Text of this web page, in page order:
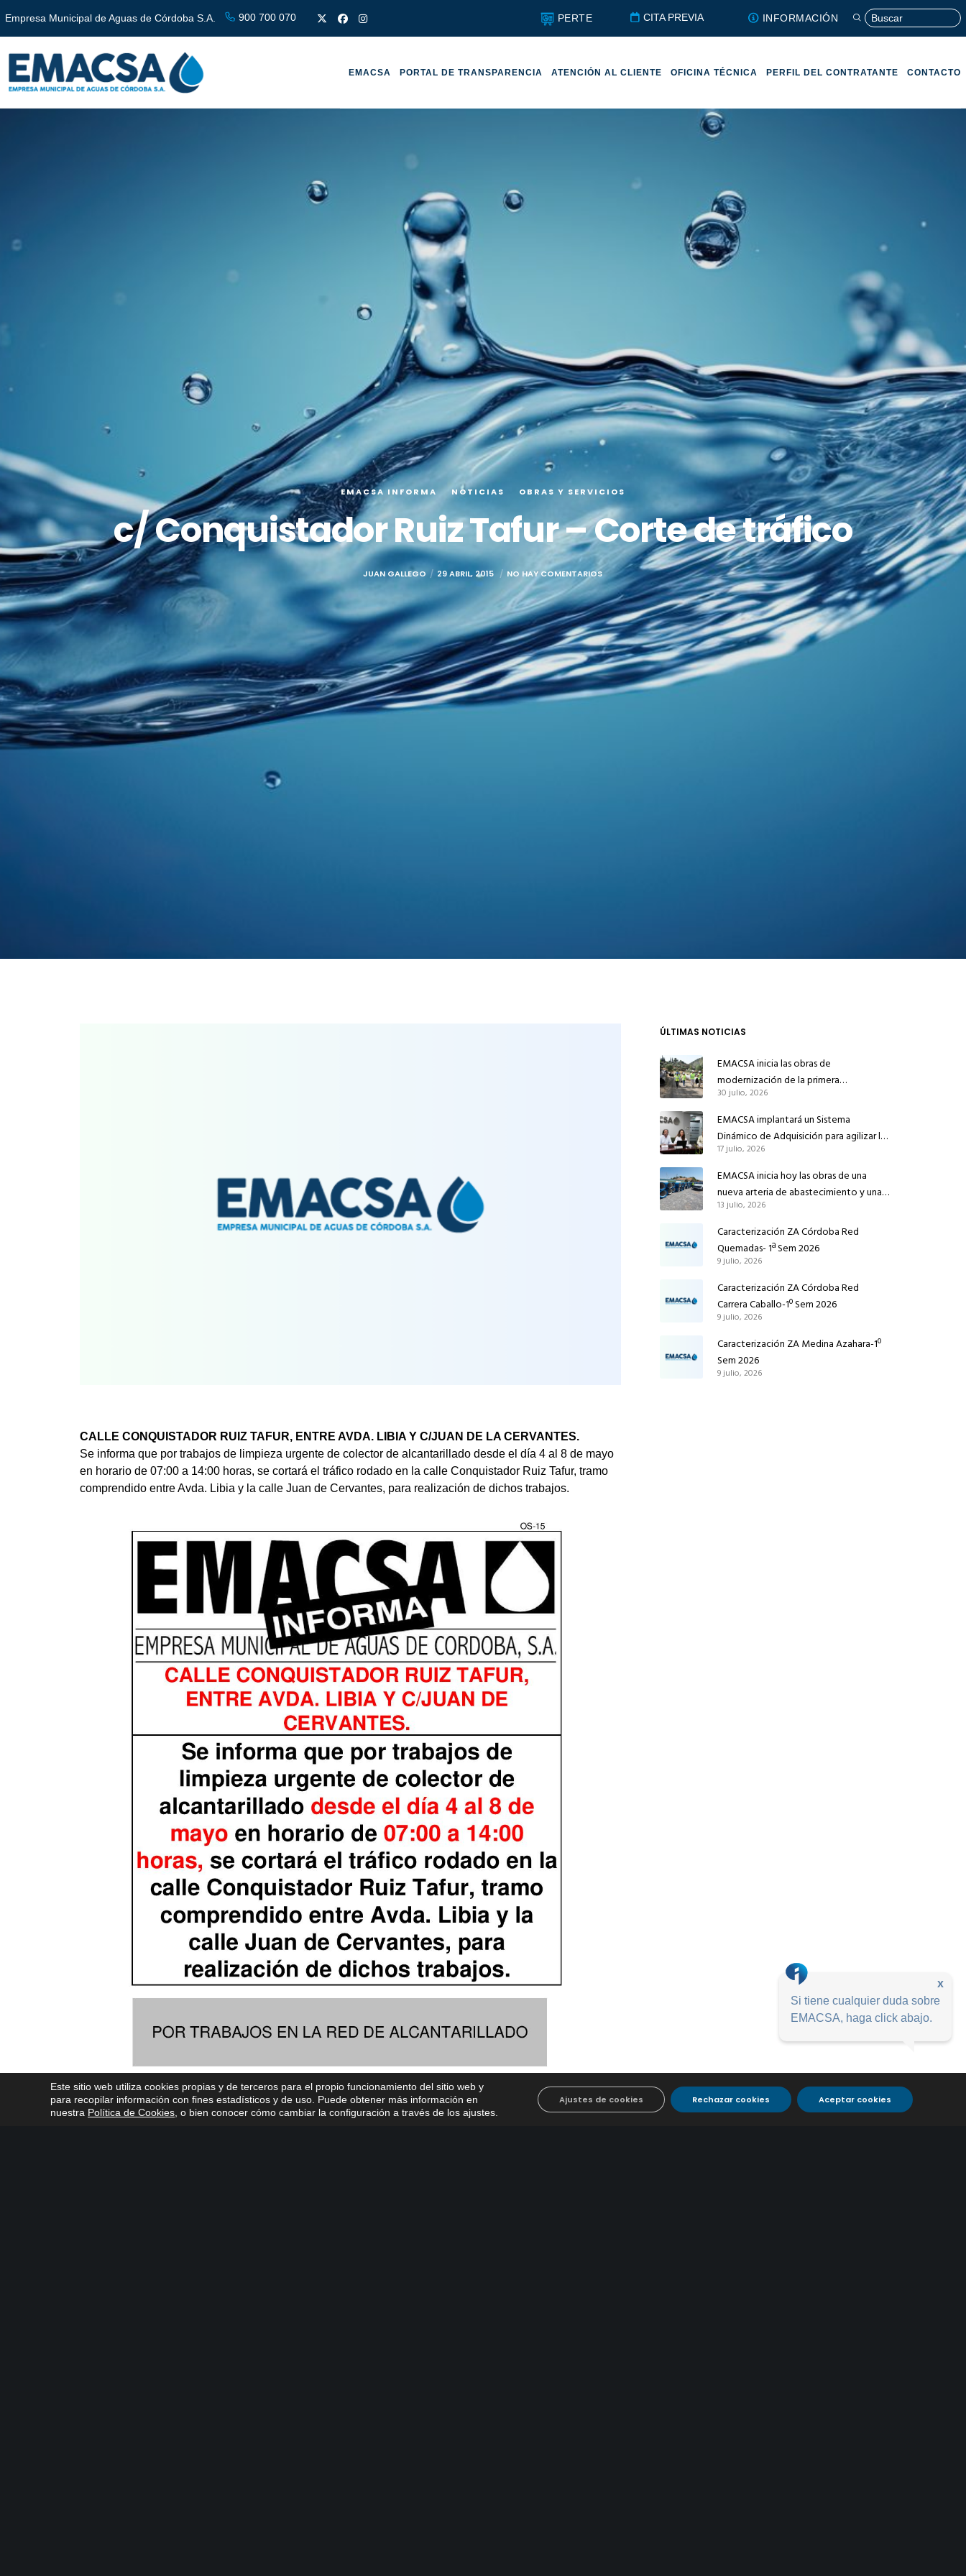
Empresa Municipal de Aguas de Córdoba S.A. 900 700 070 PERTE CITA PREVIA INFORMACIÓN
EMACSA PORTAL DE TRANSPARENCIA ATENCIÓN AL CLIENTE OFICINA TÉCNICA PERFIL DEL CONTRATANTE CONTACTO
EMACSA INFORMA NOTICIAS OBRAS Y SERVICIOS
c/ Conquistador Ruiz Tafur – Corte de tráfico
JUAN GALLEGO 29 ABRIL, 2015 NO HAY COMENTARIOS
CALLE CONQUISTADOR RUIZ TAFUR, ENTRE AVDA. LIBIA Y C/JUAN DE LA CERVANTES.
Se informa que por trabajos de limpieza urgente de colector de alcantarillado desde el día 4 al 8 de mayo
en horario de 07:00 a 14:00 horas, se cortará el tráfico rodado en la calle Conquistador Ruiz Tafur, tramo
comprendido entre Avda. Libia y la calle Juan de Cervantes, para realización de dichos trabajos.
ÚLTIMAS NOTICIAS
EMACSA inicia las obras de
modernización de la primera
conducción de abastecimiento para
reforzar el suministro de agua de
Córdoba
30 julio, 2026
EMACSA implantará un Sistema
Dinámico de Adquisición para agilizar la
contratación de obras en sus redes e
instalaciones
17 julio, 2026
EMACSA inicia hoy las obras de una
nueva arteria de abastecimiento y una
red de agua no potable en Ingeniero
Ruiz de Azúa
13 julio, 2026
Caracterización ZA Córdoba Red
Quemadas- 1ª Sem 2026
9 julio, 2026
Caracterización ZA Córdoba Red
Carrera Caballo-1º Sem 2026
9 julio, 2026
Caracterización ZA Medina Azahara-1º
Sem 2026
9 julio, 2026
Este sitio web utiliza cookies propias y de terceros para el propio funcionamiento del sitio web y
para recopilar información con fines estadísticos y de uso. Puede obtener más información en
nuestra Política de Cookies , o bien conocer cómo cambiar la configuración a través de los ajustes
Aceptar cookies
Rechazar cookies
Ajustes de cookies
x
Si tiene cualquier duda sobre
EMACSA, haga click abajo.